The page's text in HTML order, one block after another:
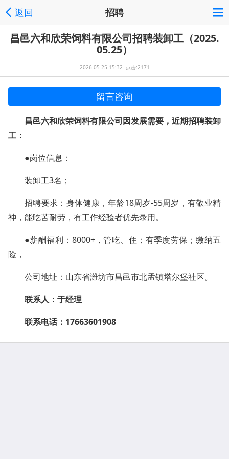
返回 招聘
昌邑六和欣荣饲料有限公司招聘装卸工（2025.
05.25）
2026-05-25 15:32 点击:2171
留言咨询
昌邑六和欣荣饲料有限公司因发展需要，近期招聘装卸
工：
●岗位信息：
装卸工3名；
招聘要求：身体健康，年龄18周岁-55周岁，有敬业精
神，能吃苦耐劳，有工作经验者优先录用。
●薪酬福利：8000+，管吃、住；有季度劳保；缴纳五
险，
公司地址：山东省潍坊市昌邑市北孟镇塔尔堡社区。
联系人：于经理
联系电话：17663601908